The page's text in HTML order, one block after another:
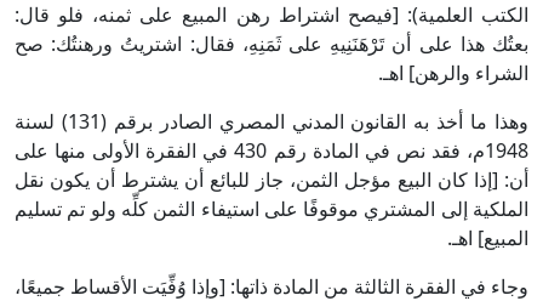
الكتب العلمية): [فيصح اشتراط رهن المبيع على ثمنه، فلو قال:
بعتُك هذا على أن تَرْهَنَنِيهِ على ثَمَنِهِ، فقال: اشتريتُ ورهنتُك: صح
الشراء والرهن] اهـ.
وهذا ما أخذ به القانون المدني المصري الصادر برقم (131) لسنة
1948م، فقد نص في المادة رقم 430 في الفقرة الأولى منها على
أن: [إذا كان البيع مؤجل الثمن، جاز للبائع أن يشترط أن يكون نقل
الملكية إلى المشتري موقوفًا على استيفاء الثمن كلِّه ولو تم تسليم
المبيع] اهـ.
وجاء في الفقرة الثالثة من المادة ذاتها: [وإذا وُفِّيَت الأقساط جميعًا،